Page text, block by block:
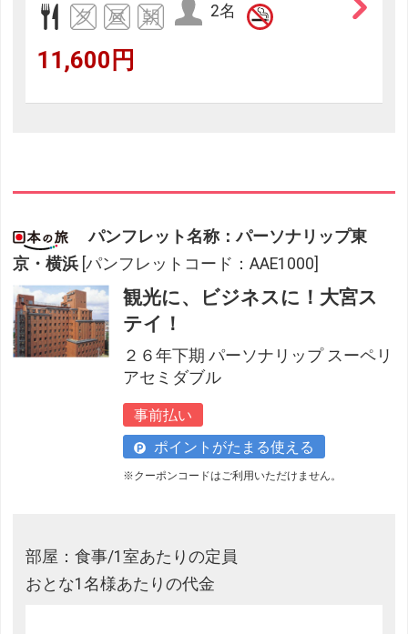
2名
11,600円
パンフレット名称：パーソナリップ東
京・横浜 [パンフレットコード：AAE1000]
観光に、ビジネスに！大宮ス
テイ！
２６年下期 パーソナリップ スーペリ
アセミダブル
事前払い
ポイントがたまる使える
※クーポンコードはご利用いただけません。
部屋：食事/1室あたりの定員
おとな1名様あたりの代金